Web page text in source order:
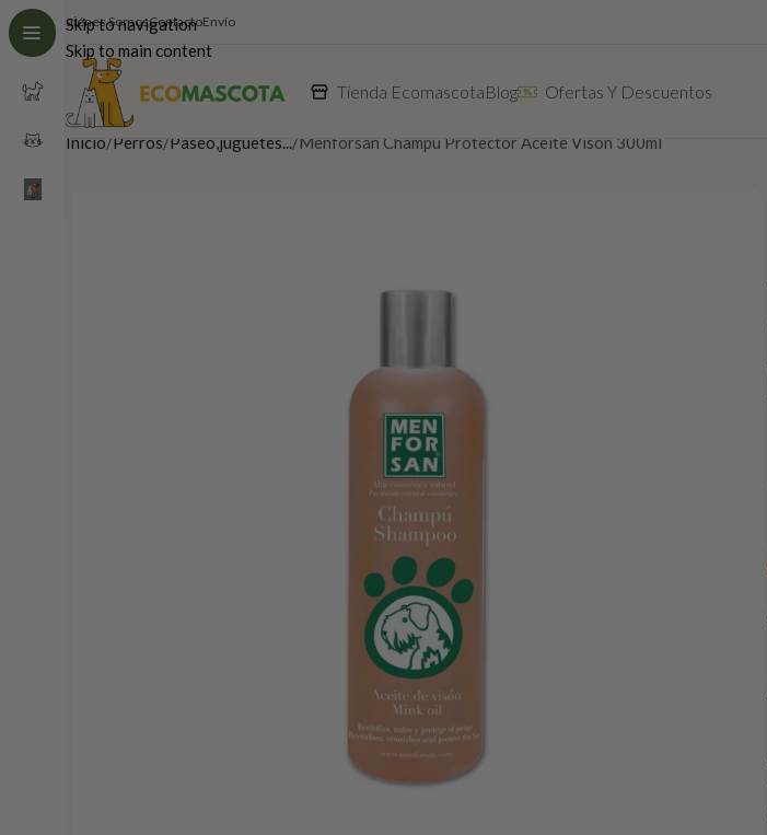
Skip to navigation
Skip to main content
Quiénes SomosContactoEnvío
Tienda EcomascotaBlog Ofertas Y Descuentos
Inicio Perros Paseo,juguetes... Menforsan Champu Protector Aceite Visón 300ml